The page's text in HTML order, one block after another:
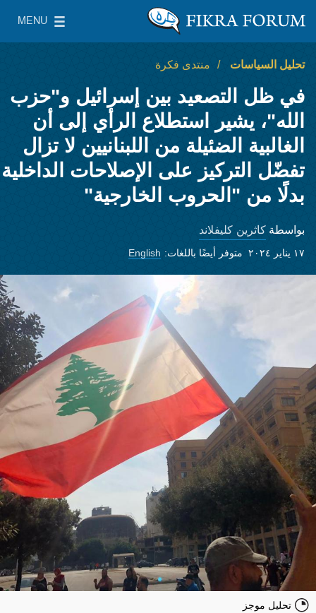
معهد واشنطن لسياسات الشرق الأدنى
MENU
Main Menu
تحليل السياسات منتدى فكرة
في ظل التصعيد بين إسرائيل و"حزب
الله"، يشير استطلاع الرأي إلى أن
الغالبية الضئيلة من اللبنانيين لا تزال
تفضّل التركيز على الإصلاحات الداخلية
بدلًا من "الحروب الخارجية"
بواسطة كاثرين كليفلاند
١٧ يناير ٢٠٢٤ متوفر أيضًا باللغات: English
تحليل موجز